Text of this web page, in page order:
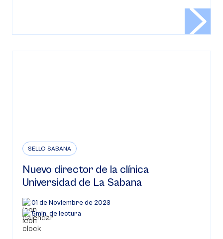
SELLO SABANA
Nuevo director de la clínica
Universidad de La Sabana
01 de Noviembre de 2023
5min. de lectura